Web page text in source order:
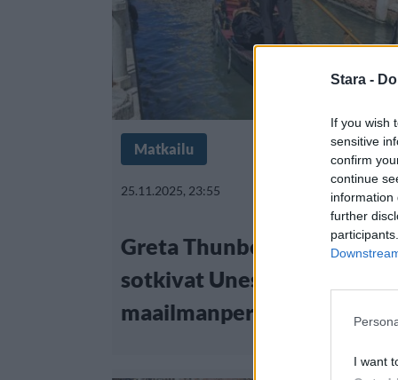
Stara -
If you wish
sensitive
confirm
continue
information
further
I want
Matkailu
25.11.2025, 23:55
Greta Thunberg ja muut
sotkivat Unescon
maailmanperintökohteen